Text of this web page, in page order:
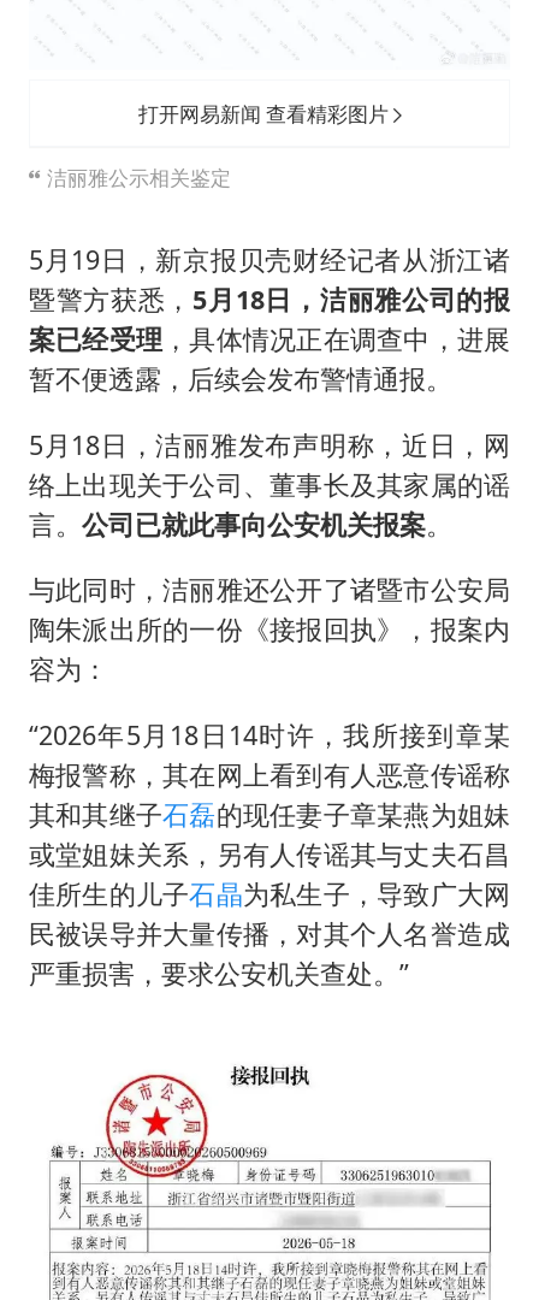
打开网易新闻 查看精彩图片
洁丽雅公示相关鉴定
5月19日，新京报贝壳财经记者从浙江诸
暨警方获悉， 5月18日，洁丽雅公司的报
案已经受理 ，具体情况正在调查中，进展
暂不便透露，后续会发布警情通报。
5月18日，洁丽雅发布声明称，近日，网
络上出现关于公司、董事长及其家属的谣
言。 公司已就此事向公安机关报案。
与此同时，洁丽雅还公开了诸暨市公安局
陶朱派出所的一份《接报回执》，报案内
容为：
“2026年5月18日14时许，我所接到章某
梅报警称，其在网上看到有人恶意传谣称
其和其继子石磊的现任妻子章某燕为姐妹
或堂姐妹关系，另有人传谣其与丈夫石昌
佳所生的儿子石晶为私生子，导致广大网
民被误导并大量传播，对其个人名誉造成
严重损害，要求公安机关查处。”